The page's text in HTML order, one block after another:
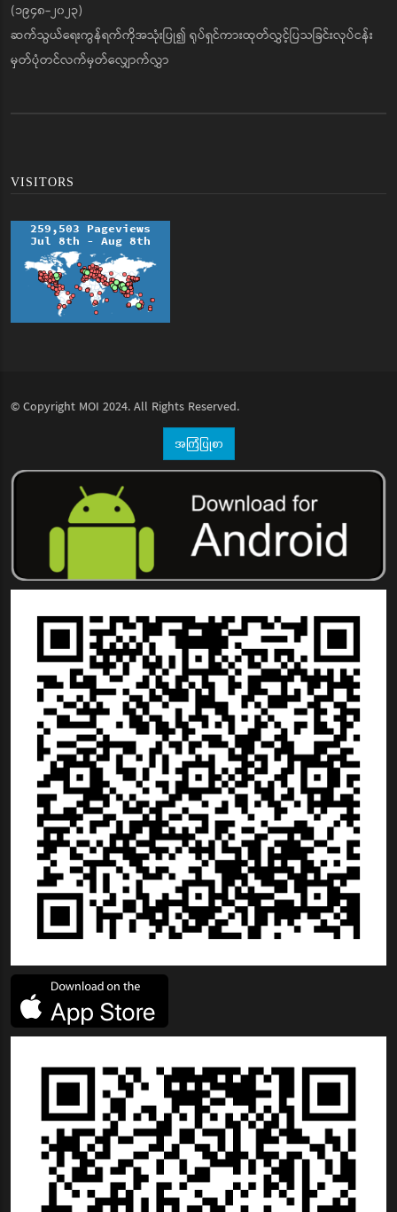
(၁၉၄၈-၂၀၂၃)
ဆက်သွယ်ရေးကွန်ရက်ကိုအသုံးပြု၍ ရုပ်ရှင်ကားထုတ်လွှင့်ပြသခြင်းလုပ်ငန်း
မှတ်ပုံတင်လက်မှတ်လျှောက်လွှာ
VISITORS
© Copyright MOI 2024. All Rights Reserved.
အကြံပြုစာ